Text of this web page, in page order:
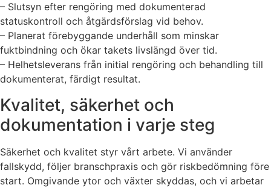
– Slutsyn efter rengöring med dokumenterad
statuskontroll och åtgärdsförslag vid behov.
– Planerat förebyggande underhåll som minskar
fuktbindning och ökar takets livslängd över tid.
– Helhetsleverans från initial rengöring och behandling till
dokumenterat, färdigt resultat.
Kvalitet, säkerhet och
dokumentation i varje steg
Säkerhet och kvalitet styr vårt arbete. Vi använder
fallskydd, följer branschpraxis och gör riskbedömning före
start. Omgivande ytor och växter skyddas, och vi arbetar